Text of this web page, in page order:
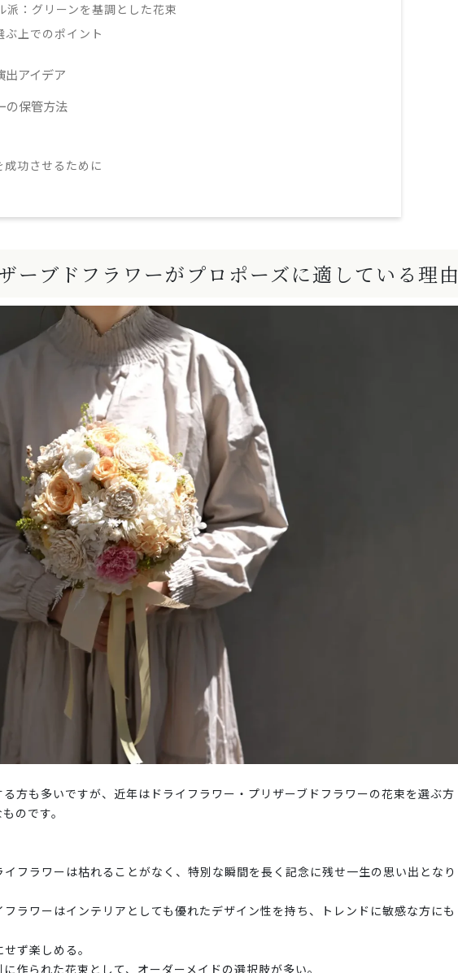
派：グリーンを基調とした花束
ぶ上でのポイント
出アイデア
の保管方法
成功させるために
ーブドフラワーがプロポーズに適している理由
方も多いですが、近年はドライフラワー・プリザーブドフラワーの花束を選ぶ方
のです。
イフラワーは枯れることがなく、特別な瞬間を長く記念に残せ一生の思い出となり
フラワーはインテリアとしても優れたデザイン性を持ち、トレンドに敏感な方にも
ず楽しめる。
作られた花束として、オーダーメイドの選択肢が多い。